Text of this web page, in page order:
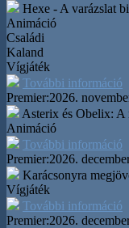
Hexe - A varázslat
Animáció
Családi
Kaland
Vígjáték
További információ
Premier:2026.
Asterix és Obelix: A
Animáció
További információ
Premier:2026.
Karácsonyra
Vígjáték
További információ
Premier:2026.